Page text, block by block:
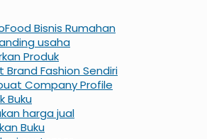
Bisnis Rumahan
usaha
Produk
Fashion Sendiri
Company Profile
Buku
harga jual
Buku